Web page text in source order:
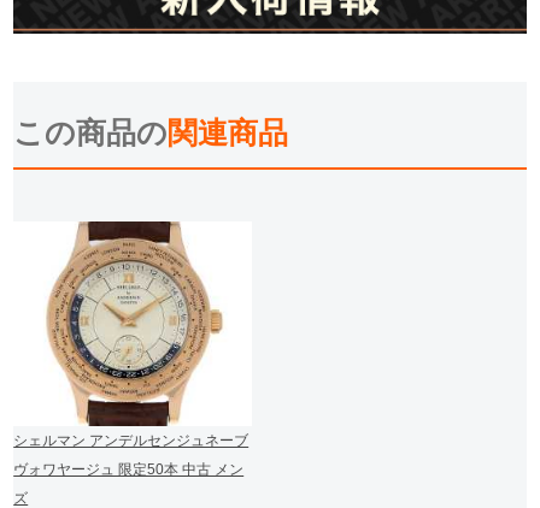
この商品の関連商品
シェルマン アンデルセンジュネーブ
ヴォワヤージュ 限定50本 中古 メン
ズ